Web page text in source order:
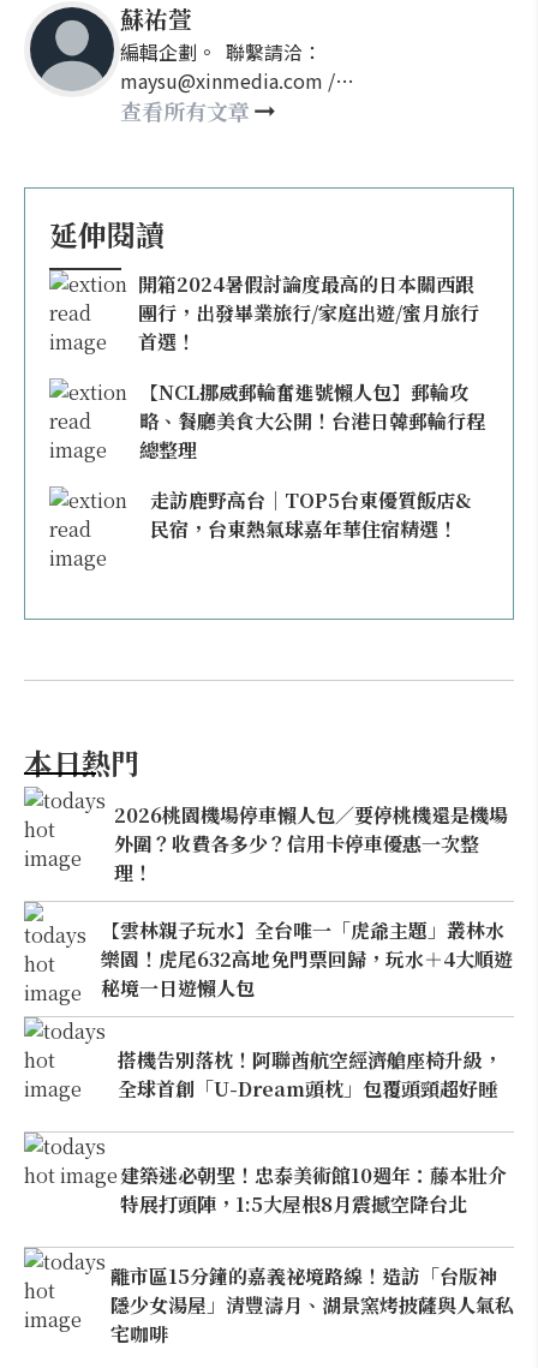
蘇祐萱
編輯企劃。 聯繫請洽：
maysu@xinmedia.com /
may860527@gmail.com
查看所有文章
延伸閱讀
開箱2024暑假討論度最高的日本關西跟
團行，出發畢業旅行/家庭出遊/蜜月旅行
首選！
【NCL挪威郵輪奮進號懶人包】郵輪攻
略、餐廳美食大公開！台港日韓郵輪行程
總整理
走訪鹿野高台｜TOP5台東優質飯店&
民宿，台東熱氣球嘉年華住宿精選！
本日熱門
2026桃園機場停車懶人包／要停桃機還是機場
外圍？收費各多少？信用卡停車優惠一次整
理！
【雲林親子玩水】全台唯一「虎爺主題」叢林水
樂園！虎尾632高地免門票回歸，玩水＋4大順遊
秘境一日遊懶人包
搭機告別落枕！阿聯酋航空經濟艙座椅升級，
全球首創「U-Dream頭枕」包覆頭頸超好睡
建築迷必朝聖！忠泰美術館10週年：藤本壯介
特展打頭陣，1:5大屋根8月震撼空降台北
離市區15分鐘的嘉義祕境路線！造訪「台版神
隱少女湯屋」清豐濤月、湖景窯烤披薩與人氣私
宅咖啡